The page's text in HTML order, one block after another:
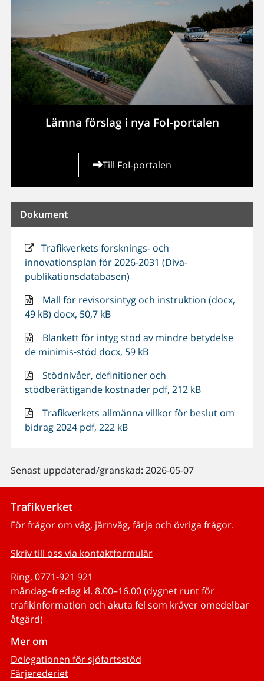
Lämna förslag i nya FoI-portalen
Till FoI-portalen
Dokument
Trafikverkets forsknings- och
innovationsplan för 2026-2031 (Diva-
publikationsdatabasen)
Mall för revisorsintyg och instruktion (docx,
49 kB) docx, 50,7 kB
Blankett för intyg stöd av mindre betydelse
de minimis-stöd docx, 59 kB
Stödnivåer, definitioner och
stödberättigande kostnader pdf, 212 kB
Trafikverkets allmänna villkor för beslut om
bidrag 2024 pdf, 222 kB
Senast uppdaterad/granskad: 2026-05-07
Trafikverket
För frågor om väg, järnväg, färja och övriga frågor.
Skriv till oss via kontaktformulär
Ring, 0771-921 921
måndag–fredag kl. 8.00–16.00 (dygnet runt för
trafikinformation och akuta fel som kräver omedelbar
åtgärd)
Mer om
Delegationen för sjöfartsstöd
Färjerederiet